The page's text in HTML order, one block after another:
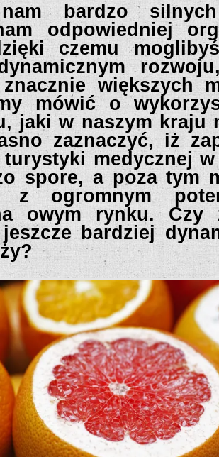
bardzo
odpowiedniej
czemu
większych
mówić o
jaki w naszym kraju
zaznaczyć, iż
turystyki medycznej
spore, a poza tym
z ogromnym
owym rynku. Czy
bardziej